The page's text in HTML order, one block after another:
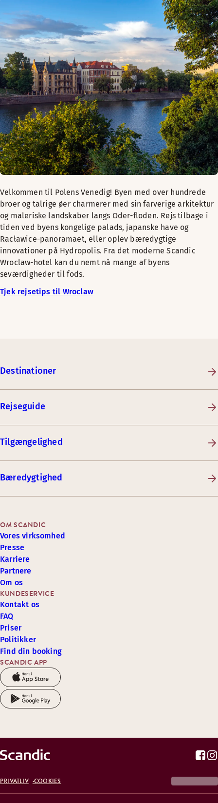
Velkommen til Polens Venedig! Byen med over hundrede
broer og talrige øer charmerer med sin farverige arkitektur
og maleriske landskaber langs Oder-floden. Rejs tilbage i
tiden ved byens kongelige palads, japanske have og
Racławice-panoramaet, eller oplev bæredygtige
innovationer på Hydropolis. Fra det moderne Scandic
Wroclaw-hotel kan du nemt nå mange af byens
seværdigheder til fods.
Tjek rejsetips til Wroclaw
Destinationer
Rejseguide
Tilgængelighed
Bæredygtighed
SCANDIC APP
KUNDESERVICE
Kontakt os
FAQ
Priser
Politikker
Find din booking
OM SCANDIC
Vores virksomhed
Presse
Karriere
Partnere
Om os
PRIVATLIV COOKIES